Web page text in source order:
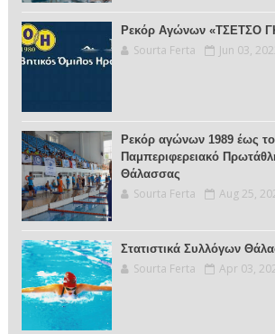
Ρεκόρ Αγώνων «ΤΣΕΤΣΟ
Sourta Ferta Jun 03,
Ρεκόρ αγώνων 1989 έως
Παμπεριφερειακό
Θάλασσας
Sourta Ferta Aug 25,
Στατιστικά Συλλόγων
Sourta Ferta Apr 03,